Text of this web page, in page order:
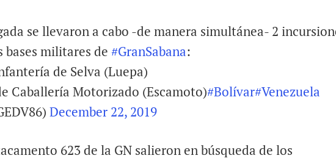
se llevaron a cabo -de manera simultánea- 2
bases militares de#GranSabana:
de Selva (Luepa)
Caballería Motorizado (Escamoto)#Bolívar#Venezuela
December 22, 2019
623 de la GN salieron en búsqueda de los